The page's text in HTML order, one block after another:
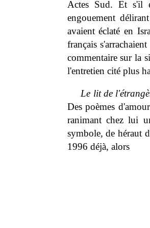
Actes Sud. Et s'il
engouement
avaient éclaté en
français
commentaire sur la
l'entretien cité plus
Le lit de
Des poèmes
ranimant chez lui
symbole, de héraut
1996 déjà, alors